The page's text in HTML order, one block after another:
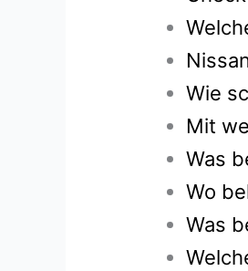
Wie
Mit
Was
Wo
Was